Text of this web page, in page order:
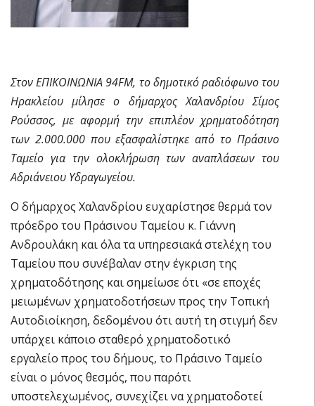
Στον ΕΠΙΚΟΙΝΩΝΙΑ 94FM, το δημοτικό ραδιόφωνο του
Ηρακλείου μίλησε ο δήμαρχος Χαλανδρίου Σίμος
Ρούσσος, με αφορμή την επιπλέον χρηματοδότηση
των 2.000.000 που εξασφαλίστηκε από το Πράσινο
Ταμείο για την ολοκλήρωση των αναπλάσεων του
Αδριάνειου Υδραγωγείου.
Ο δήμαρχος Χαλανδρίου ευχαρίστησε θερμά τον
πρόεδρο του Πράσινου Ταμείου κ. Γιάννη
Ανδρουλάκη και όλα τα υπηρεσιακά στελέχη του
Ταμείου που συνέβαλαν στην έγκριση της
χρηματοδότησης και σημείωσε ότι «σε εποχές
μειωμένων χρηματοδοτήσεων προς την Τοπική
Αυτοδιοίκηση, δεδομένου ότι αυτή τη στιγμή δεν
υπάρχει κάποιο σταθερό χρηματοδοτικό
εργαλείο προς του δήμους, το Πράσινο Ταμείο
είναι ο μόνος θεσμός, που παρότι
υποστελεχωμένος, συνεχίζει να χρηματοδοτεί